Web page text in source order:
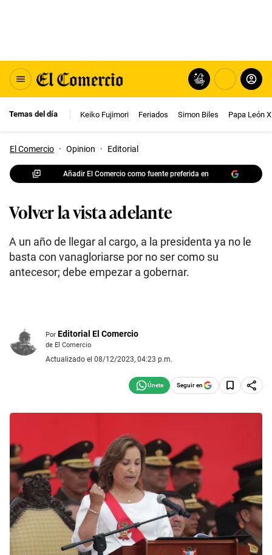
Temas del día Keiko Fujimori Feriados Simon Biles Papa León
El Comercio · Opinion · Editorial
Añadir El Comercio como fuente preferida en
Volver la vista adelante
A un año de llegar al cargo, a la presidenta ya no le
basta con vanagloriarse por no ser como su
antecesor; debe empezar a gobernar.
Por Editorial El Comercio
de El Comercio
Actualizado el 08/12/2023, 04:23 p.m.
Seguir en